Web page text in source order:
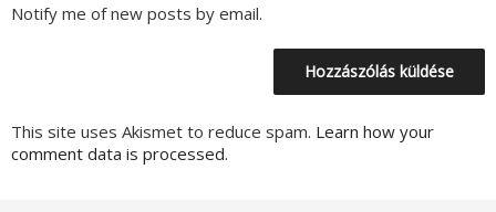
Notify me of new posts by email.
This site uses Akismet to reduce spam. Learn how your
comment data is processed.